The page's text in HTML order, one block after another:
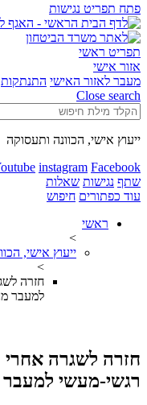
פתח תפריט נגישות
תפריט ראשי
אזור אישי
מעבר לאזור האישי התנתקות
Close search
ייעוץ אישי, הכוונה ותעסוקה
instagram Facebook
שתף נגישות שאלות
עוד כפתורים חיפוש
ראשי
>
ייעוץ אישי,
>
חזרה
למעבר
חזרה לשגרה אחרי
רגשי-מעשי למעבר